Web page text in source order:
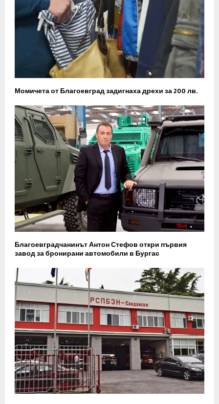
Момичета от Благоевград задигнаха дрехи за 200 лв.
Благоевградчанинът Антон Стефов откри първия
завод за бронирани автомобили в Бургас